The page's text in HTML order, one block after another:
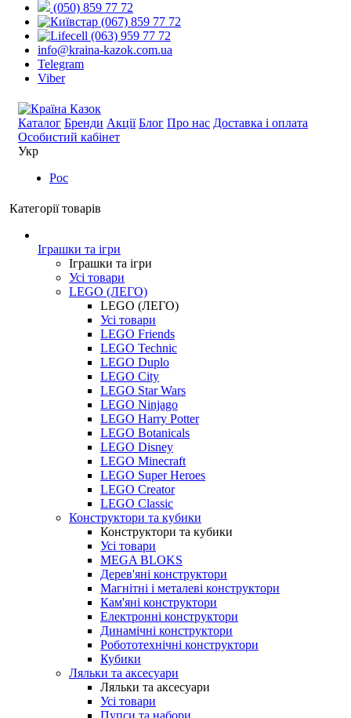
(050) 859 77 72
(067) 859 77 72
(063) 959 77 72
info@kraina-kazok.com.ua
Telegram
Viber
Каталог Бренди Акції Блог Про нас Доставка і оплата
Особистий кабінет
Укр
Рос
Категорії товарів
Іграшки та ігри
Іграшки та ігри
Усі товари
LEGO (ЛЕГО)
LEGO (ЛЕГО)
Усі товари
LEGO Friends
LEGO Technic
LEGO Duplo
LEGO City
LEGO Star Wars
LEGO Ninjago
LEGO Harry Potter
LEGO Botanicals
LEGO Disney
LEGO Minecraft
LEGO Super Heroes
LEGO Creator
LEGO Classic
Конструктори та кубики
Конструктори та кубики
Усі товари
MEGA BLOKS
Дерев'яні конструктори
Магнітні і металеві конструктори
Кам'яні конструктори
Електронні конструктори
Динамічні конструктори
Робототехнічні конструктори
Кубики
Ляльки та аксесуари
Ляльки та аксесуари
Усі товари
Пупси та набори